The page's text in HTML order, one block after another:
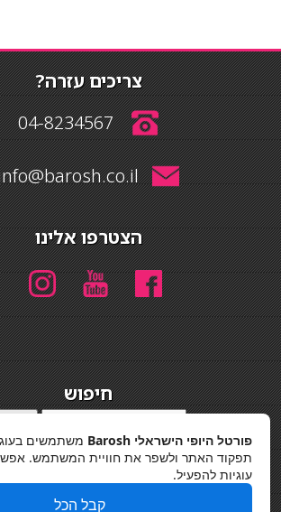
צריכים עזרה?
04-8234567
הצטרפו אלינו
חיפוש
מדיניות פרטיות
פורטל היופי הישראלי Barosh
משתמשים
תפקוד האתר ולשפר את חוויית המשתמש. אפשר
עוגיות להפעיל.
קבל הכל